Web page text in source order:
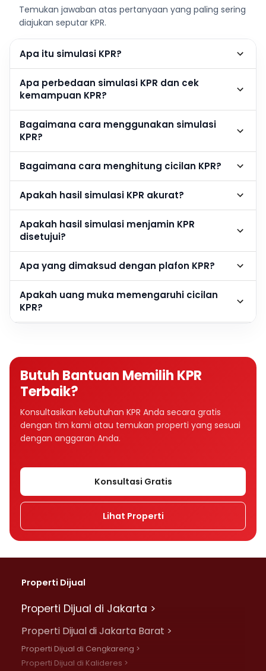
Temukan jawaban atas pertanyaan yang paling sering
diajukan seputar KPR.
Apa itu simulasi KPR?
Apa perbedaan simulasi KPR dan cek
kemampuan KPR?
Bagaimana cara menggunakan simulasi
KPR?
Bagaimana cara menghitung cicilan KPR?
Apakah hasil simulasi KPR akurat?
Apakah hasil simulasi menjamin KPR
disetujui?
Apa yang dimaksud dengan plafon KPR?
Apakah uang muka memengaruhi cicilan
KPR?
Apakah semakin besar DP semakin baik?
Bagaimana tenor memengaruhi cicilan KPR?
Tenor KPR 10, 15, atau 20 tahun, mana yang
Apakah suku bunga memengaruhi cicilan
KPR?
Apa perbedaan bunga fixed dan floating
dalam KPR?
Mengapa cicilan KPR bisa naik setelah
Apa perbedaan bunga flat, efektif, dan
anuitas?
Rumah Rp500 juta cicilannya berapa per
bulan?
Butuh Bantuan Memilih KPR
Terbaik?
Konsultasikan kebutuhan KPR Anda secara gratis
dengan tim kami atau temukan properti yang sesuai
dengan anggaran Anda.
Konsultasi Gratis
Lihat Properti
Properti Dijual
Properti Dijual di Jakarta >
Properti Dijual di Jakarta Barat >
Properti Dijual di Cengkareng >
Properti Dijual di Kalideres >